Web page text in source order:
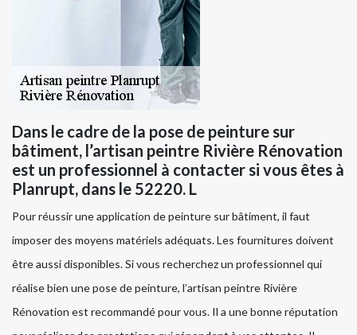
Dans le cadre de la pose de peinture sur
bâtiment, l’artisan peintre Rivière Rénovation
est un professionnel à contacter si vous êtes à
Planrupt, dans le 52220. L
Pour réussir une application de peinture sur bâtiment, il faut
imposer des moyens matériels adéquats. Les fournitures doivent
être aussi disponibles. Si vous recherchez un professionnel qui
réalise bien une pose de peinture, l’artisan peintre Rivière
Rénovation est recommandé pour vous. Il a une bonne réputation